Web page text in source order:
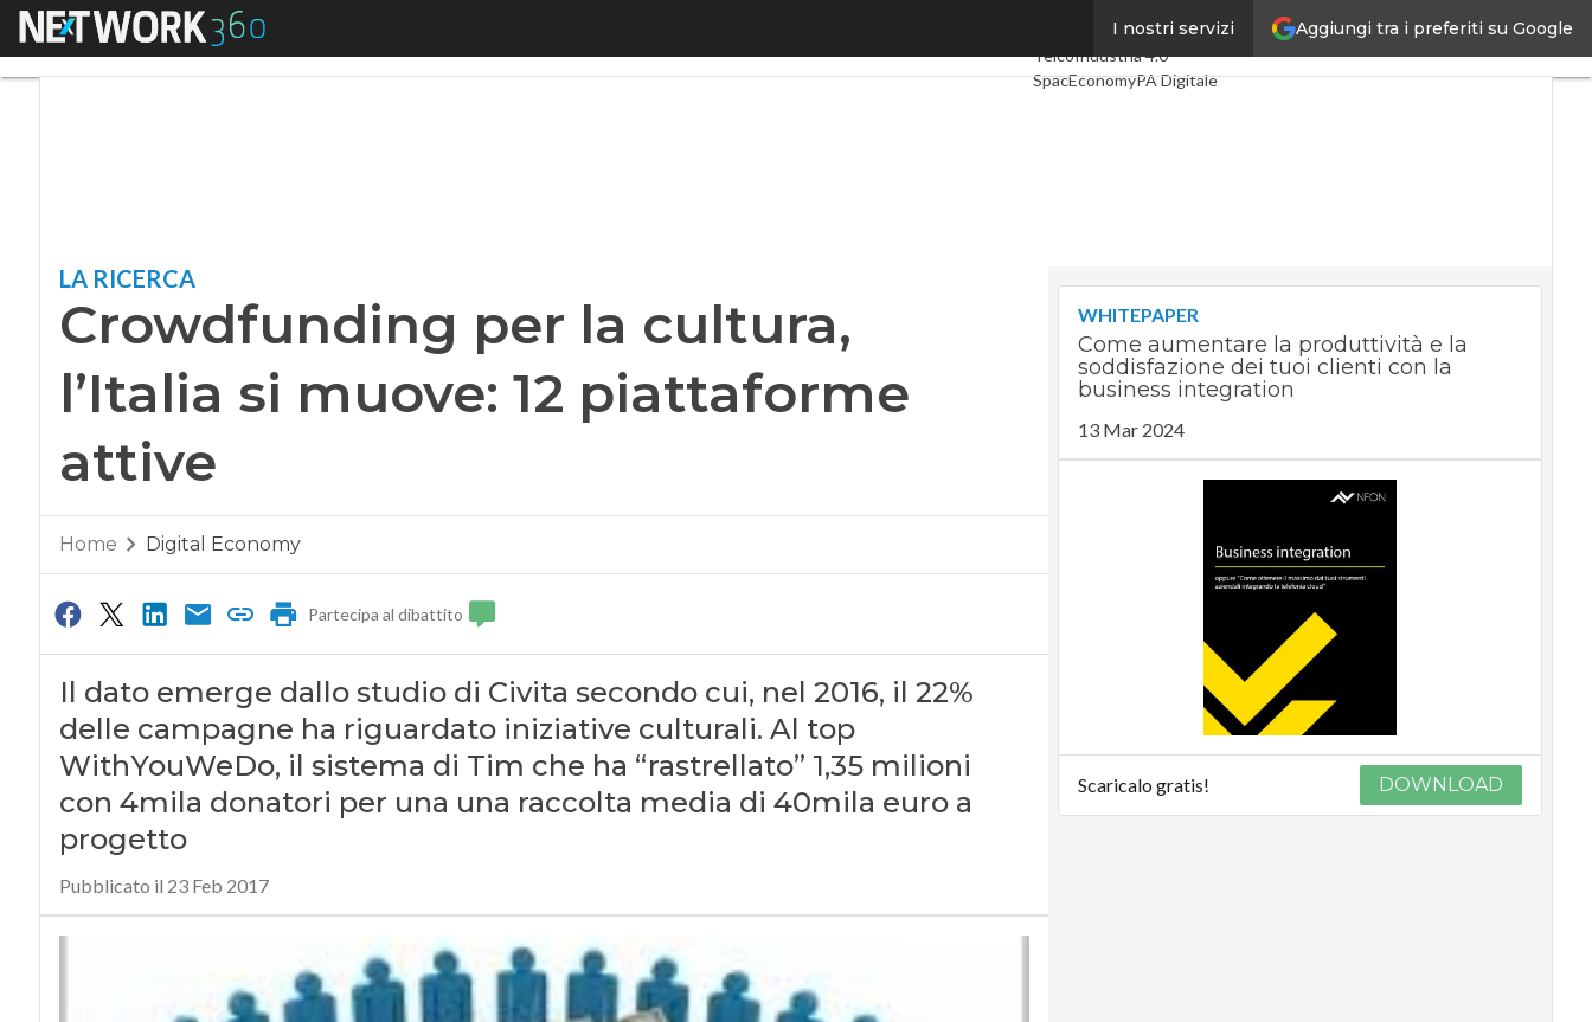
Aggiungi tra i preferiti su Google
I nostri servizi
Menu Ultimi articoliDigital Economy
TelcoIndustria 4.0
SpacEconomyPA Digitale
LA RICERCA
Crowdfunding per la cultura,
l’Italia si muove: 12 piattaforme
attive
Home Digital Economy
Partecipa al dibattito
Il dato emerge dallo studio di Civita secondo cui, nel 2016, il 22%
delle campagne ha riguardato iniziative culturali. Al top
WithYouWeDo, il sistema di Tim che ha “rastrellato” 1,35 milioni
con 4mila donatori per una una raccolta media di 40mila euro a
progetto
Pubblicato il 23 Feb 2017
WHITEPAPER
Come aumentare la produttività e la
soddisfazione dei tuoi clienti con la
business integration
13 Mar 2024
Scaricalo gratis! DOWNLOAD